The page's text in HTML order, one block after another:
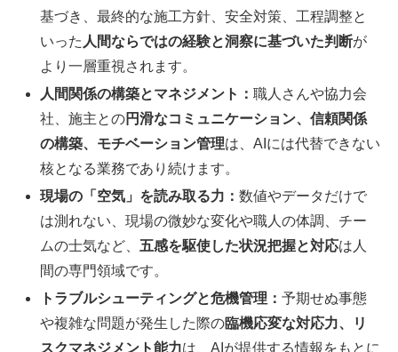
基づき、最終的な施工方針、安全対策、工程調整と
いった 人間ならではの経験と洞察に基づいた判断が
より一層重視されます。
人間関係の構築とマネジメント：職人さんや協力会
社、施主との円滑なコミュニケーション、信頼関係
の構築、モチベーション管理は、AIには代替できない
核となる業務であり続けます。
現場の「空気」を読み取る力：数値やデータだけで
は測れない、現場の微妙な変化や職人の体調、チー
ムの士気など、 五感を駆使した状況把握と対応は人
間の専門領域です。
トラブルシューティングと危機管理：予期せぬ事態
や複雑な問題が発生した際の臨機応変な対応力、リ
スクマネジメント能力は、AIが提供する情報をもとに